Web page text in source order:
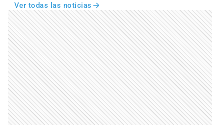
Ver todas las noticias